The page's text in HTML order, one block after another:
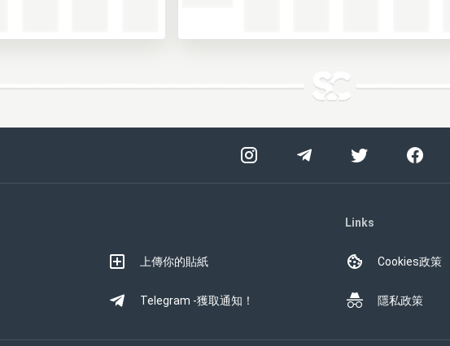
上傳你的貼紙
Telegram -獲取通知！
Links
Cookies政策
隱私政策